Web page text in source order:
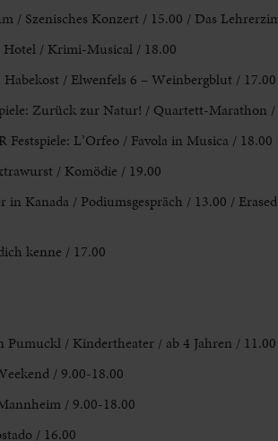
/ Szenisches Konzert / 15.00 / Das
/ Krimi-Musical / 18.00
/ Elwenfels 6 – Weinbergblut / 17.00
Zurück zur Natur! / Quartett-Marathon /
Festspiele: L’Orfeo / Favola in Musica / 18.00
/ Komödie / 19.00
Kanada / Podiumsgespräch / 13.00 /
kenne / 17.00
Pumuckl / Kindertheater / ab 4 Jahren / 11.00
/ 9.00-18.00
/ 9.00-18.00
/ 16.00